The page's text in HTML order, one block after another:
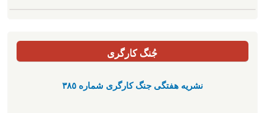
جُنگ کارگری
نشریە هفتگی جنگ کارگری شمارە ٣٨٥